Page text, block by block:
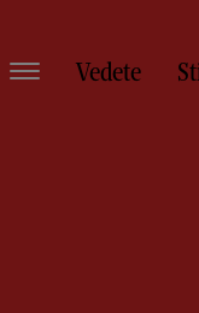
Vedete